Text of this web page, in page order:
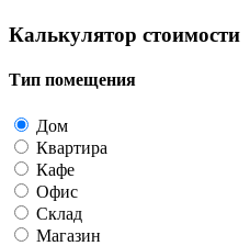
Калькулятор стоимости
Тип помещения
Дом
Квартира
Кафе
Офис
Склад
Магазин